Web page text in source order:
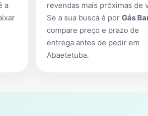
a
revendas mais próximas de
Se a sua busca é por Gás
compare preço e prazo de
entrega antes de pedir em
Abaetetuba.